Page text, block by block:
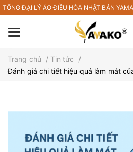
TỔNG ĐẠI LÝ ÁO ĐIỀU HÒA NHẬT BẢN
Trang chủ / Tin tức
/
Đánh giá chi tiết hiệu quả làm mát